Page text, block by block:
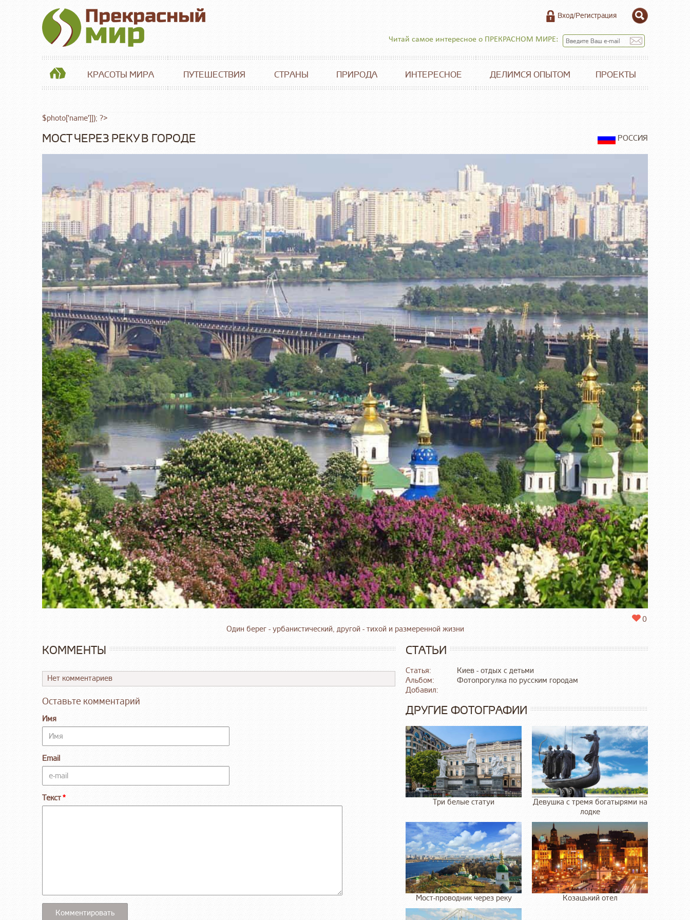
Вход/Регистрация
Читай самое интересное о ПРЕКРАСНОМ МИРЕ:
КРАСОТЫ МИРА ПУТЕШЕСТВИЯ СТРАНЫ ПРИРОДА ИНТЕРЕСНОЕ ДЕЛИМСЯ ОПЫТОМ ПРОЕКТЫ
$photo['name']]); ?>
МОСТ ЧЕРЕЗ РЕКУ В ГОРОДЕ РОССИЯ
0
Один берег - урбанистический, другой - тихой и размеренной жизни
КОММЕНТЫ
Нет комментариев
Оставьте комментарий
Имя
Email
Текст
СТАТЬИ
Статья:
Киев - отдых с детьми
Альбом:
Фотопрогулка по русским городам
Добавил:
ДРУГИЕ ФОТОГРАФИИ
Три белые статуи
Девушка с тремя богатырями на
лодке
Мост-проводник через реку Козацъкий отел